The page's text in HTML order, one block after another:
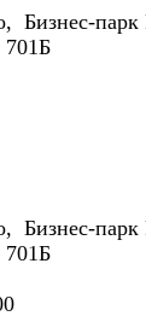
Бизнес-парк
701Б
Бизнес-парк
701Б